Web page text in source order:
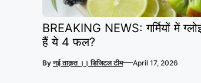
BREAKING NEWS: गर्मियों में
हैं ये 4 फल?
Byनई ताक़त ।। डिजिटल टीम—April 17, 2026